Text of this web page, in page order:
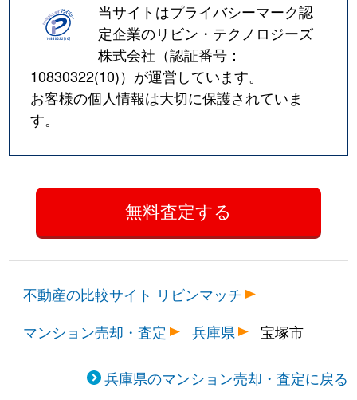
湯本町
1,500万円 宝塚南口
徒歩5
2,500万円 宝塚南口
当サイトはプライバシーマーク認
定企業のリビン・テクノロジーズ
株式会社（認証番号：
10830322(10)）が運営しています。
お客様の個人情報は大切に保護されていま
す。
不動産の比較サイト リビンマッチ
マンション売却・査定
兵庫県 宝塚市
兵庫県のマンション売却・査定に戻る